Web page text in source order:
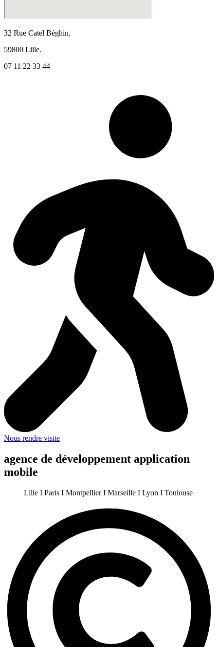
32 Rue Catel Béghin,
59800 Lille.
07 11 22 33 44
Nous rendre visite
agence de développement application
mobile
Lille I Paris I Montpellier I Marseille I Lyon I Toulouse